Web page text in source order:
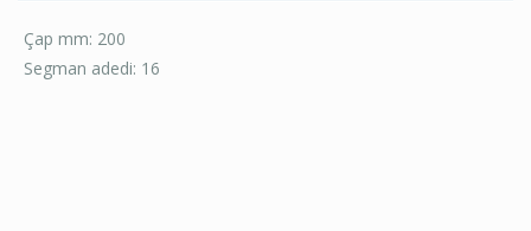
Çap mm: 200
Segman adedi: 16